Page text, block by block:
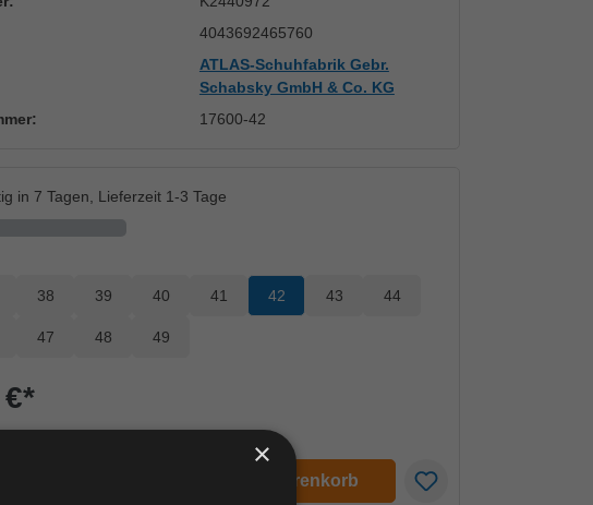
ATLAS-Schuhfabrik Gebr.
Schabsky GmbH & Co. KG
4043692465760
17600-42
in 7 Tagen, Lieferzeit 1-3 Tage
38 39 40 41 42 43 44
47 48 49
*
In den Warenkorb
×